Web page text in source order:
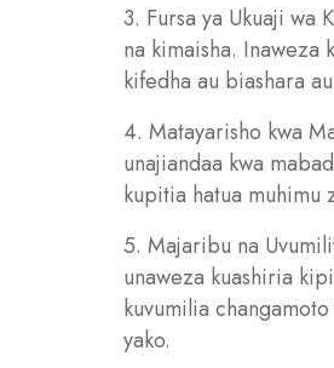
3. Fursa ya Ukuaji wa
na kimaisha. Inaweza
kifedha au biashara
4. Matayarisho kwa
unajiandaa kwa
kupitia hatua muhimu
5. Majaribu na
unaweza kuashiria
kuvumilia
yako.